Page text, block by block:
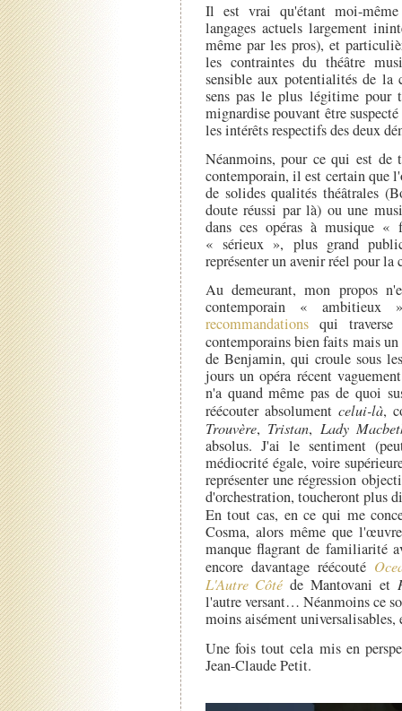
Il est vrai qu'étant moi-
langages actuels largement
même par les pros), et
les contraintes du théâtre
sensible aux potentialités de
sens pas le plus légitime pour
mignardise pouvant être
les intérêts respectifs des deux
Néanmoins, pour ce qui est de
contemporain, il est certain que
de solides qualités théâtrales
doute réussi par là) ou une
dans ces opéras à musique
« sérieux », plus grand
représenter un avenir réel pour la
Au demeurant, mon propos
contemporain «
recommandationsqui traverse
contemporains bien faits mais
de Benjamin, qui croule sous
jours un opéra récent
n'a quand même pas de quoi
réécouter absolument celui-là,
Trouvère, Tristan, Lady
absolus. J'ai le sentiment
médiocrité égale, voire
représenter une régression
d'orchestration, toucheront plus
En tout cas, en ce qui me
Cosma, alors même que
manque flagrant de familiarité
encore davantage réécouté
L'Autre Côté de Mantovani et
l'autre versant… Néanmoins ce
moins aisément universalisables,
Une fois tout cela mis en
Jean-Claude Petit.